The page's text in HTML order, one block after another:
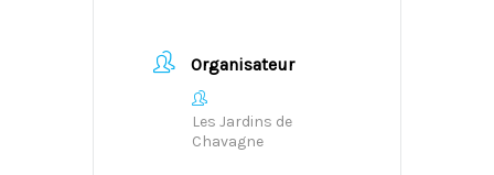
Organisateur
Les Jardins de
Chavagne